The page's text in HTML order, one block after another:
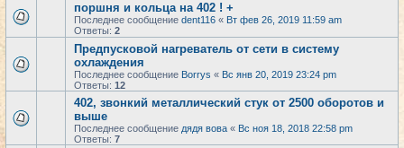
поршня и кольца на 402 ! +
Последнее сообщение dent116 « Вт фев 26, 2019 11:59 am
Ответы: 2
Предпусковой нагреватель от сети в систему
охлаждения
Последнее сообщение Borrys « Вс янв 20, 2019 23:24 pm
Ответы: 12
402, звонкий металлический стук от 2500 оборотов и
выше
Последнее сообщение дядя вова « Вс ноя 18, 2018 22:58 pm
Ответы: 7